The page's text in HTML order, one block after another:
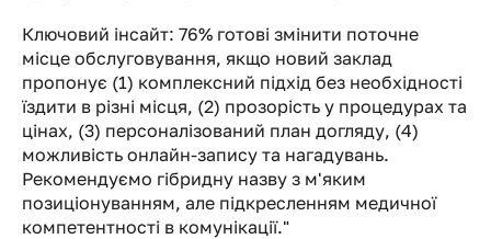
Ключовий інсайт: 76% готові змінити поточне
місце обслуговування, якщо новий заклад
пропонує (1) комплексний підхід без необхідності
їздити в різні місця, (2) прозорість у процедурах та
цінах, (3) персоналізований план догляду, (4)
можливість онлайн-запису та нагадувань.
Рекомендуємо гібридну назву з м'яким
позиціонуванням, але підкресленням медичної
компетентності в комунікації."